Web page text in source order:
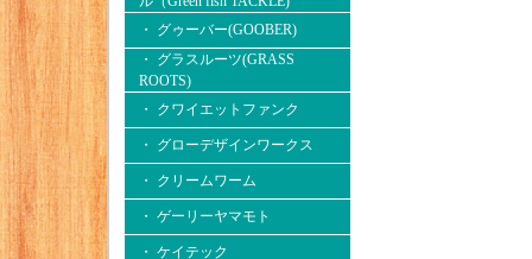
・ グゥーバー(GOOBER)
・ グラスルーツ(GRASS
ROOTS)
・ クワイエットファンク
・ グローデザインワークス
・ クリームワーム
・ ゲーリーヤマモト
・ ケイテック